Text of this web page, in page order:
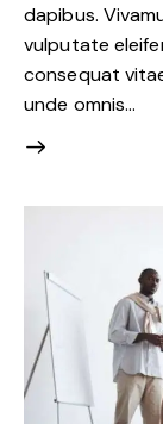
dapibus.
vulputate
consequat
unde omnis…